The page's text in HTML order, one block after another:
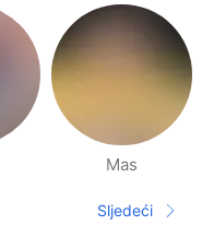
Mas
Sljedeća
Sljedeći